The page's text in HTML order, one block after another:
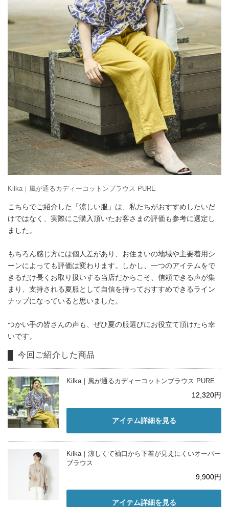
Kilka｜風が通るカディーコットンブラウス PURE
こちらでご紹介した「涼しい服」は、私たちがおすすめしたいだ
けではなく、実際にご購入頂いたお客さまの評価も参考に選定し
ました。
もちろん感じ方には個人差があり、お住まいの地域や主要着用シ
ーンによっても評価は変わります。しかし、一つのアイテムをで
きるだけ長くお取り扱いする当店だからこそ、信頼できる声が集
まり、支持される夏服として自信を持っておすすめできるライン
ナップになっていると思いました。
つかい手の皆さんの声も、ぜひ夏の服選びにお役立て頂けたら幸
いです。
今回ご紹介した商品
Kilka｜風が通るカディーコットンブラウス PURE
12,320円
アイテム詳細を見る
Kilka｜涼しくて袖口から下着が見えにくいオーバー
ブラウス
9,900円
アイテム詳細を見る